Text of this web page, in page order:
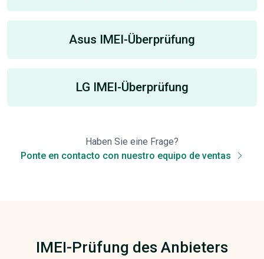
Asus IMEI-Überprüfung
LG IMEI-Überprüfung
Haben Sie eine Frage?
Ponte en contacto con nuestro equipo de ventas
IMEI-Prüfung des Anbieters